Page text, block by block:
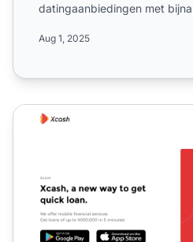
datingaanbiedingen met
Aug 1, 2025
XCash Affiliate Programma